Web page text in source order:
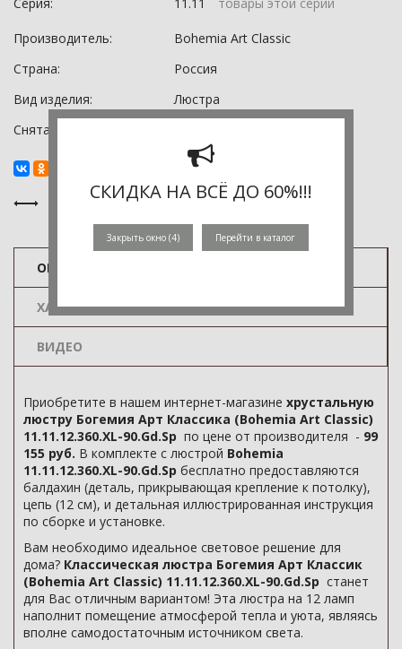
Производитель:
Bohemia Art Classic
Страна:
Россия
Вид изделия:
Люстра
Снята с производства:
ОПИСАНИЕ
ХАРАКТЕРИСТИКИ
ВИДЕО
Приобретите в нашем интернет-магазине хрустальную
люстру Богемия Арт Классика (Bohemia Art Classic)
11.11.12.360.XL-90.Gd.Sp по цене от производителя - 99
155 руб. В комплекте с люстрой Bohemia
11.11.12.360.XL-90.Gd.Sp бесплатно предоставляются
балдахин (деталь, прикрывающая крепление к потолку),
цепь (12 см), и детальная иллюстрированная инструкция
по сборке и установке.
Вам необходимо идеальное световое решение для
дома? Классическая люстра Богемия Арт Классик
(Bohemia Art Classic) 11.11.12.360.XL-90.Gd.Sp станет
для Вас отличным вариантом! Эта люстра на 12 ламп
наполнит помещение атмосферой тепла и уюта, являясь
вполне самодостаточным источником света.
СКИДКА НА ВСЁ ДО 60%!!!
Закрыть окно (4) Перейти в каталог